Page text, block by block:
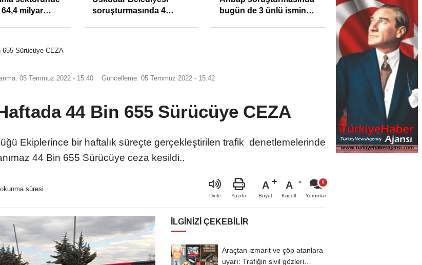
64,4 milyar
soruşturmasında 4
bugün de 3 ünlü ismin
655 Sürücüye CEZA
05 Temmuz 2022 - 15:40 Güncelleme: 05 Temmuz 2022 - 15:42
44 Bin 655 Sürücüye CEZA
Ekiplerince bir haftalık süreçte gerçekleştirilen trafik denetlemelerinde
44 Bin 655 Sürücüye ceza kesildi..
okunma süresi
Dinle Yazdır
A
Büyüt
A
Küçült Yorumlar
İLGINIZI ÇEKEBILIR
Araçtan izmarit ve çöp atanlara
uyarı: Trafiğin sivil gözleri